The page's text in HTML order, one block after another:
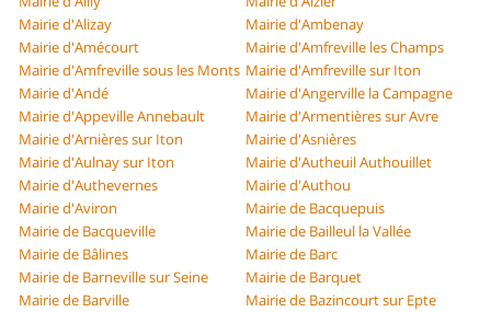
Mairie d'Alizay
Mairie d'Ambenay
Mairie d'Amécourt
Mairie d'Amfreville les Champs
Mairie d'Amfreville sous les Monts Mairie d'Amfreville sur Iton
Mairie d'Andé
Mairie d'Angerville la Campagne
Mairie d'Appeville Annebault
Mairie d'Armentières sur Avre
Mairie d'Arnières sur Iton
Mairie d'Asnières
Mairie d'Aulnay sur Iton
Mairie d'Autheuil Authouillet
Mairie d'Authevernes
Mairie d'Authou
Mairie d'Aviron
Mairie de Bacquepuis
Mairie de Bacqueville
Mairie de Bailleul la Vallée
Mairie de Bâlines
Mairie de Barc
Mairie de Barneville sur Seine
Mairie de Barquet
Mairie de Barville
Mairie de Bazincourt sur Epte